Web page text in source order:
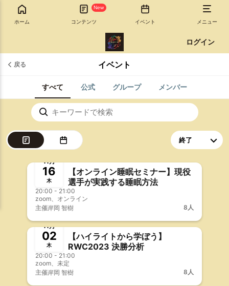
ホーム
New
コンテンツ イベント メニュー
ログイン
戻る イベント
すべて 公式 グループ メンバー
事前決済
11月
16
木
【オンライン睡眠セミナー】現役
選手が実践する睡眠方法
20:00 - 21:00
zoom、オンライン
主催岸岡 智樹 8人
終了
11月
02
木
【ハイライトから学ぼう】
RWC2023 決勝分析
20:00 - 21:00
zoom、未定
主催岸岡 智樹 8人
終了